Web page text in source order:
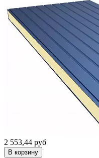
2 553,44 руб
В корзину